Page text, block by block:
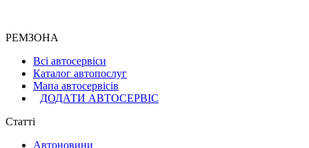
РЕМЗОНА
Всі автосервіси
Каталог автопослуг
Мапа автосервісів
ДОДАТИ АВТОСЕРВІС
Статті
Автоновини